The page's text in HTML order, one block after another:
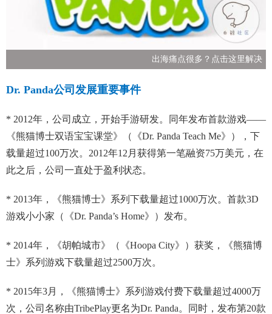
出海痛点很多？点击这里解决
Dr. Panda公司发展重要事件
* 2012年，公司成立，开始手游研发。同年发布首款游戏——
《熊猫博士双语宝宝课堂》（《Dr. Panda Teach Me》），下
载量超过100万次。2012年12月获得第一笔融资75万美元，在
此之后，公司一直处于盈利状态。
* 2013年，《熊猫博士》系列下载量超过1000万次。首款3D
游戏小小家（《Dr. Panda’s Home》）发布。
* 2014年，《胡帕城市》（《Hoopa City》）获奖，《熊猫博
士》系列游戏下载量超过2500万次。
* 2015年3月，《熊猫博士》系列游戏付费下载量超过4000万
次，公司名称由TribePlay更名为Dr. Panda。同时，发布第20款